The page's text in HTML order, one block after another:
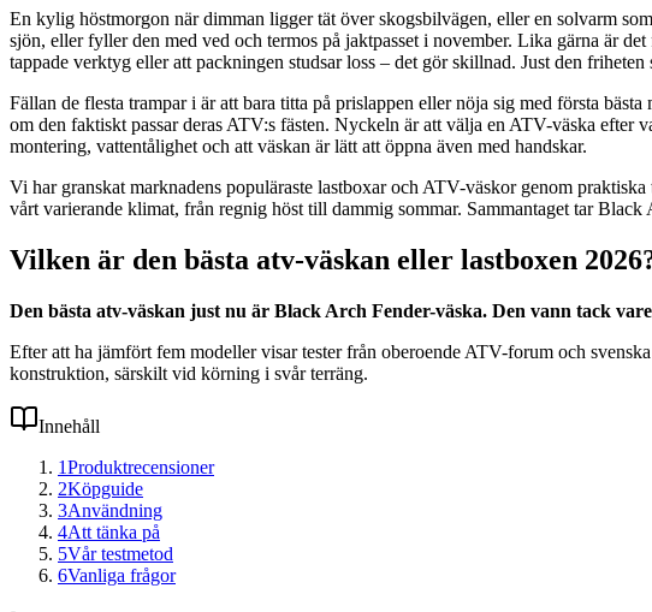
En kylig höstmorgon när dimman ligger tät över skogsbilvägen, eller en solvarm
sjön, eller fyller den med ved och termos på jaktpasset i november. Lika gärna är
tappade verktyg eller att packningen studsar loss – det gör skillnad. Just den friheten
Fällan de flesta trampar i är att bara titta på prislappen eller nöja sig med första
om den faktiskt passar deras ATV:s fästen. Nyckeln är att välja en ATV-väska
montering, vattentålighet och att väskan är lätt att öppna även med handskar.
Vi har granskat marknadens populäraste lastboxar och ATV-väskor genom
vårt varierande klimat, från regnig höst till dammig sommar. Sammantaget tar Black
Vilken är den bästa atv-väskan eller lastboxen
Den bästa atv-väskan just nu är Black Arch Fender-väska. Den vann tack
Efter att ha jämfört fem modeller visar tester från oberoende ATV-forum och
konstruktion, särskilt vid körning i svår terräng.
Innehåll
1Produktrecensioner
2Köpguide
3Användning
4Att tänka på
5Vår testmetod
6Vanliga frågor